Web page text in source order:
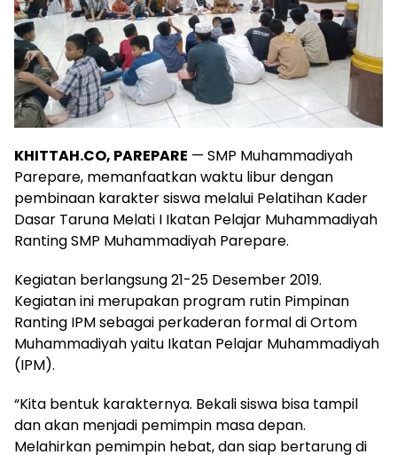
KHITTAH.CO, PAREPARE — SMP Muhammadiyah
Parepare, memanfaatkan waktu libur dengan
pembinaan karakter siswa melalui Pelatihan Kader
Dasar Taruna Melati I Ikatan Pelajar Muhammadiyah
Ranting SMP Muhammadiyah Parepare.
Kegiatan berlangsung 21-25 Desember 2019.
Kegiatan ini merupakan program rutin Pimpinan
Ranting IPM sebagai perkaderan formal di Ortom
Muhammadiyah yaitu Ikatan Pelajar Muhammadiyah
(IPM).
“Kita bentuk karakternya. Bekali siswa bisa tampil
dan akan menjadi pemimpin masa depan.
Melahirkan pemimpin hebat, dan siap bertarung di